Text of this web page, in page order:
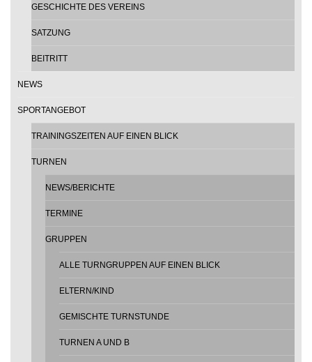
GESCHICHTE DES VEREINS
SATZUNG
BEITRITT
NEWS
SPORTANGEBOT
TRAININGSZEITEN AUF EINEN BLICK
TURNEN
NEWS/BERICHTE
TERMINE
GRUPPEN
ALLE TURNGRUPPEN AUF EINEN BLICK
ELTERN/KIND
GEMISCHTE TURNSTUNDE
TURNEN A UND B